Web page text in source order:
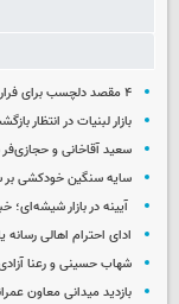
۴ مقصد دلچسب برای فرار از گرما و شلوغی تهران
بازار لبنیات در انتظار
سعید آقاخانی و
سایه سنگین خودکشی بر
آیینه در بازار شیشه‌ای؛
ادای احترام اهالی
شهاب حسینی و رعنا
بازدید میدانی معاون